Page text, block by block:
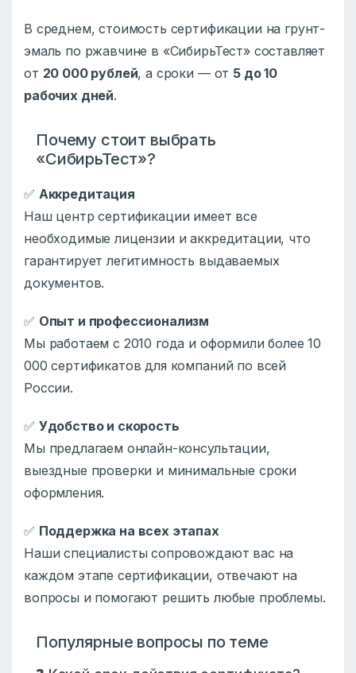
В среднем, стоимость сертификации на грунт-
эмаль по ржавчине в «СибирьТест» составляет
от 20 000 рублей, а сроки — от 5 до 10
рабочих дней.
Почему стоит выбрать
«СибирьТест»?
✅ Аккредитация
Наш центр сертификации имеет все
необходимые лицензии и аккредитации, что
гарантирует легитимность выдаваемых
документов.
✅ Опыт и профессионализм
Мы работаем с 2010 года и оформили более 10
000 сертификатов для компаний по всей
России.
✅ Удобство и скорость
Мы предлагаем онлайн-консультации,
выездные проверки и минимальные сроки
оформления.
✅ Поддержка на всех этапах
Наши специалисты сопровождают вас на
каждом этапе сертификации, отвечают на
вопросы и помогают решить любые проблемы.
Популярные вопросы по теме